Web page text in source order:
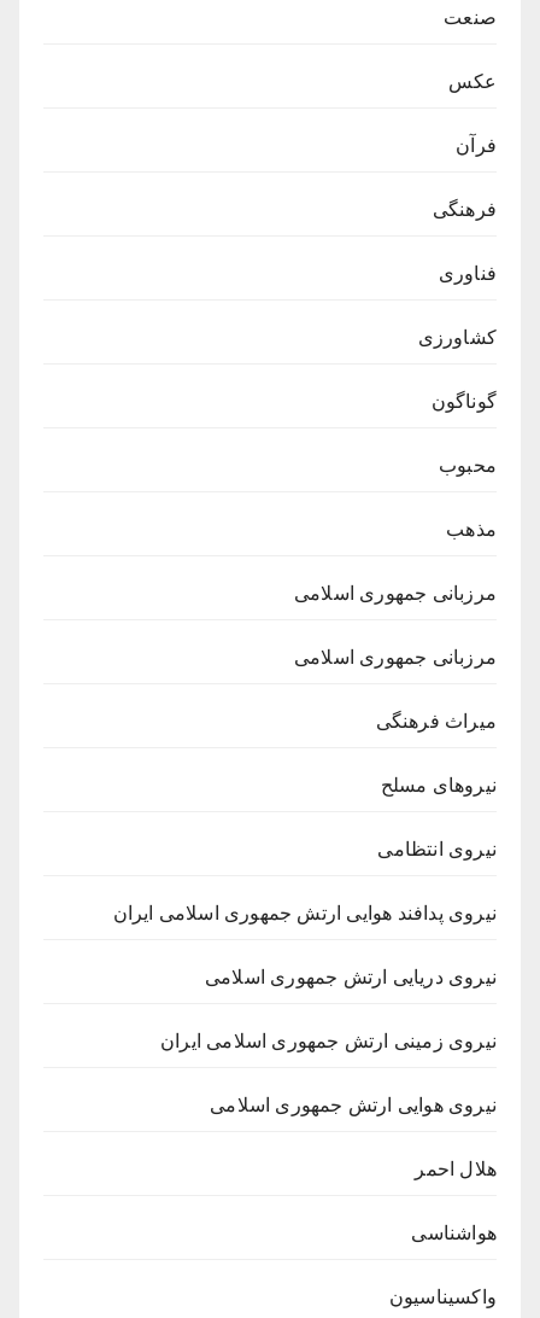
صنعت
عکس
فرآن
فرهنگی
فناوری
کشاورزی
گوناگون
محبوب
مذهب
مرزبانی جمهوری اسلامی
مرزبانی جمهوری اسلامی
میراث فرهنگی
نیروهای مسلح
نیروی انتظامی
نیروی پدافند هوایی ارتش جمهوری اسلامی ایران
نیروی دریایی ارتش جمهوری اسلامی
نیروی زمینی ارتش جمهوری اسلامی ایران
نیروی هوایی ارتش جمهوری اسلامی
هلال احمر
هواشناسی
واکسیناسیون